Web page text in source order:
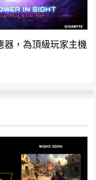
器，為頂級玩家主機